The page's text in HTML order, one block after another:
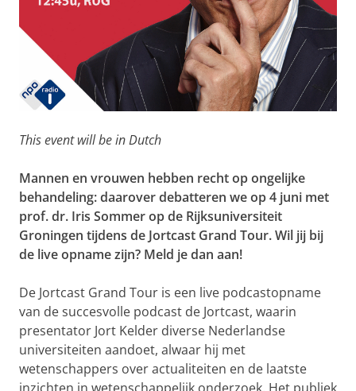
This event will be in Dutch
Mannen en vrouwen hebben recht op ongelijke
behandeling: daarover debatteren we op 4 juni met
prof. dr. Iris Sommer op de Rijksuniversiteit
Groningen tijdens de Jortcast Grand Tour. Wil jij bij
de live opname zijn? Meld je dan aan!
De Jortcast Grand Tour is een live podcastopname
van de succesvolle podcast de Jortcast, waarin
presentator Jort Kelder diverse Nederlandse
universiteiten aandoet, alwaar hij met
wetenschappers over actualiteiten en de laatste